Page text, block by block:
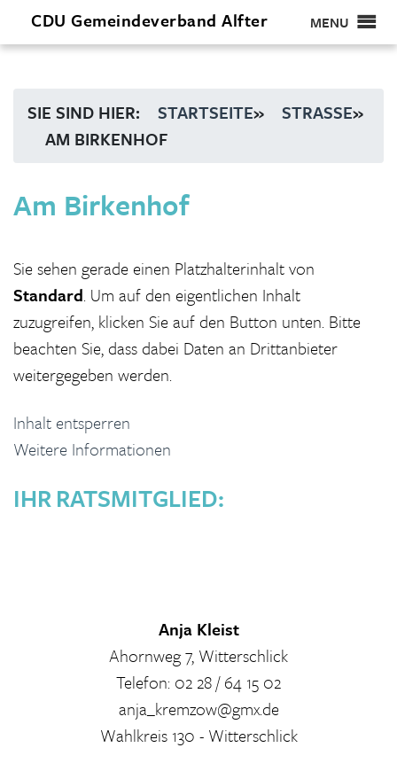
CDU Gemeindeverband Alfter MENU
SIE SIND HIER: STARTSEITE» STRASSE »
AM BIRKENHOF
Am Birkenhof
Sie sehen gerade einen Platzhalterinhalt von
Standard. Um auf den eigentlichen Inhalt
zuzugreifen, klicken Sie auf den Button unten. Bitte
beachten Sie, dass dabei Daten an Drittanbieter
weitergegeben werden.
Inhalt entsperren
Weitere Informationen
IHR RATSMITGLIED:
Anja Kleist
Ahornweg 7, Witterschlick
Telefon: 02 28 / 64 15 02
anja_kremzow@gmx.de
Wahlkreis 130 - Witterschlick